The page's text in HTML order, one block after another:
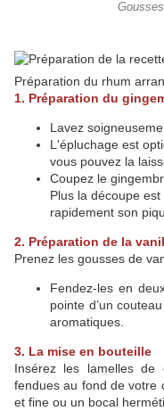
Préparation du rhum
1. Préparation du
Lavez
L'épluchage est
vous pouvez la
Coupez le
Plus la découpe
rapidement son
2. Préparation de la
Prenez les gousses de
Fendez-les en
pointe d’un
aromatiques.
3. La mise en bouteille
Insérez les lamelles de
fendues au fond de votre
et fine ou un bocal